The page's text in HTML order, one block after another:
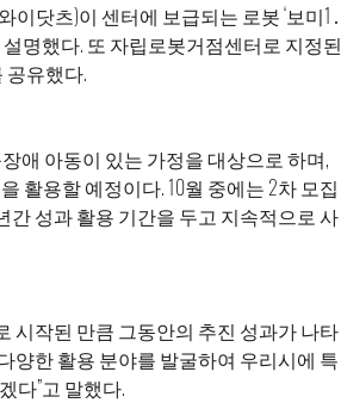
닷츠)이 센터에 보급되는 로봇 ‘보미1․
명했다. 또 자립로봇거점센터로 지정된
유했다.
애 아동이 있는 가정을 대상으로 하며,
활용할 예정이다. 10월 중에는 2차 모집
간 성과 활용 기간을 두고 지속적으로 사
시작된 만큼 그동안의 추진 성과가 나타
양한 활용 분야를 발굴하여 우리시에 특
다”고 말했다.